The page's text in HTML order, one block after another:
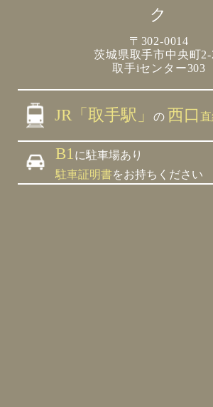
ク
〒302-0014
茨城県取手市中央町2-
取手iセンター303
JR「取手駅」 の 西口
B1 に駐車場あり
駐車証明書をお持ちください